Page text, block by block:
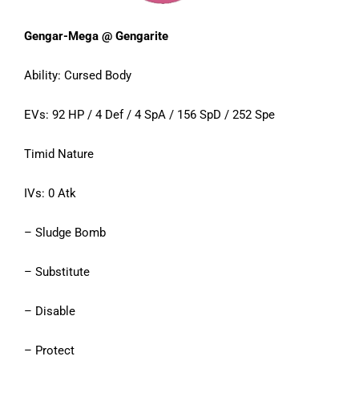
Gengar-Mega @ Gengarite
Ability: Cursed Body
EVs: 92 HP / 4 Def / 4 SpA / 156 SpD / 252 Spe
Timid Nature
IVs: 0 Atk
– Sludge Bomb
– Substitute
– Disable
– Protect